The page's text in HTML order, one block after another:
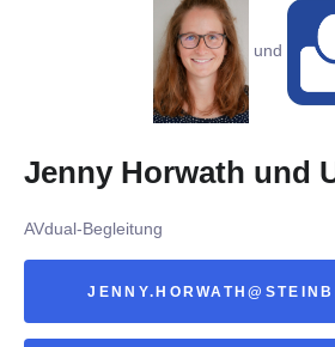
und
Jenny Horwath und
AVdual-Begleitung